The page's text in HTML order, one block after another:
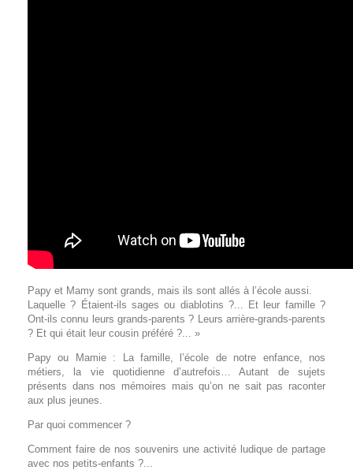
Papy et Mamy sont grands, mais ils sont allés à l’école aussi.
Laquelle ? Étaient-ils sages ou diablotins ?... Et leur famille ?
Ont-ils connu leurs grands-parents ? Leurs arrière-grands-parents
? Et qui était leur cousin préféré ?... »
Papy ou Mamie : La famille, l’école de notre enfance, nos
métiers, la vie quotidienne d’autrefois… Autant de sujets
présents dans nos mémoires mais qu’on ne sait pas raconter
aux plus jeunes.
Par quoi commencer ?
Comment faire de nos souvenirs une activité ludique de partage
avec nos petits-enfants ?...